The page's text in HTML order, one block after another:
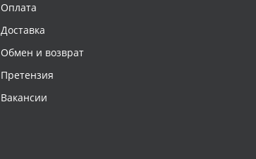
Оплата
Доставка
Обмен и возврат
Претензия
Вакансии